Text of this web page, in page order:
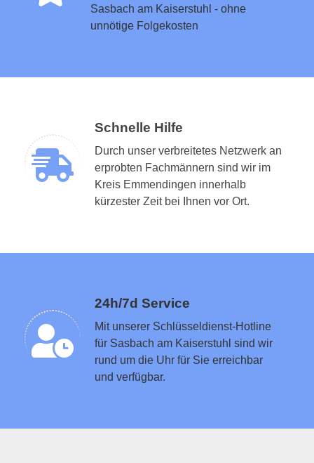
Sasbach am Kaiserstuhl - ohne
unnötige Folgekosten
Schnelle Hilfe
Durch unser verbreitetes Netzwerk an
erprobten Fachmännern sind wir im
Kreis Emmendingen innerhalb
kürzester Zeit bei Ihnen vor Ort.
24h/7d Service
Mit unserer Schlüsseldienst-Hotline
für Sasbach am Kaiserstuhl sind wir
rund um die Uhr für Sie erreichbar
und verfügbar.
Schlüsseldienst in der Nähe vermitteln